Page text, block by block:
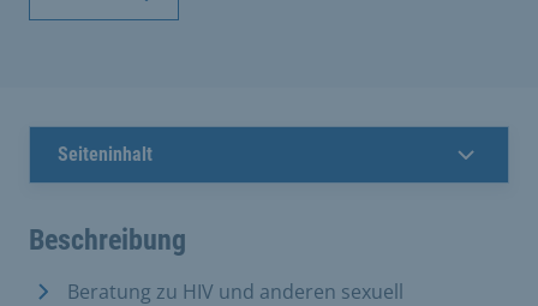
Seiteninhalt
Beschreibung
Beratung zu HIV und anderen sexuell